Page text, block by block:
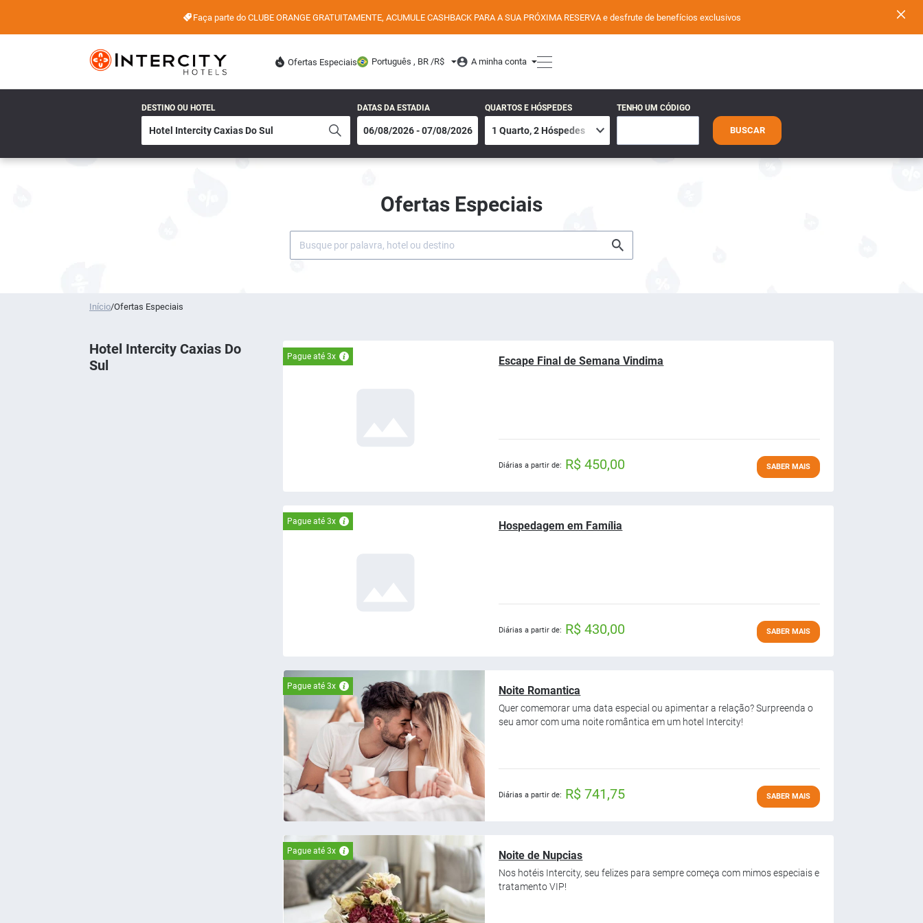
Faça parte do CLUBE ORANGE GRATUITAMENTE, ACUMULE CASHBACK PARA A SUA PRÓXIMA RESERVA e desfrute de benefícios exclusivos
Ofertas Especiais Português , BR /R$ A minha conta
DESTINO OU HOTEL DATAS DA ESTADIA QUARTOS E HÓSPEDES TENHO UM CÓDIGO
BUSCAR
Ofertas Especiais
Início/Ofertas Especiais
Hotel Intercity Caxias Do
Sul
Pague até 3x Escape Final de Semana Vindima
Diárias a partir de: R$ 450,00 SABER MAIS
Pague até 3x Hospedagem em Família
Diárias a partir de: R$ 430,00 SABER MAIS
Pague até 3x Noite Romantica
Quer comemorar uma data especial ou apimentar a relação? Surpreenda o
seu amor com uma noite romântica em um hotel Intercity!
Diárias a partir de: R$ 741,75 SABER MAIS
Pague até 3x Noite de Nupcias
Nos hotéis Intercity, seu felizes para sempre começa com mimos especiais e
tratamento VIP!